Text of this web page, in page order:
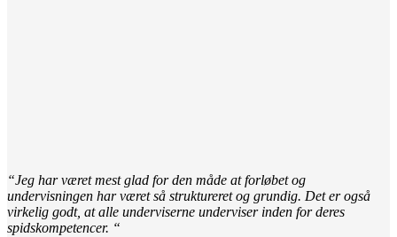
“Jeg har været mest glad for den måde at forløbet og
undervisningen har været så struktureret og grundig. Det er også
virkelig godt, at alle underviserne underviser inden for deres
spidskompetencer. “